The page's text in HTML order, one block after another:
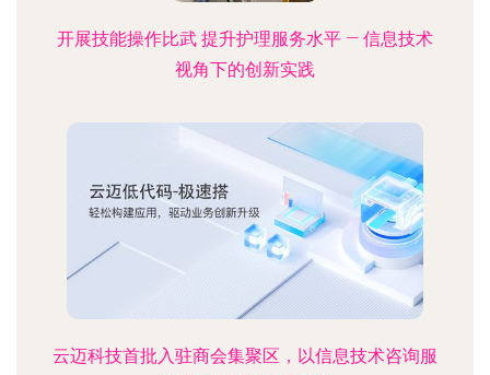
开展技能操作比武 提升护理服务水平 — 信息技术
视角下的创新实践
云迈科技首批入驻商会集聚区，以信息技术咨询服